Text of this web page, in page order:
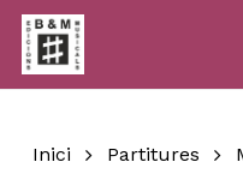
Skip
main
content
Inici Partitures